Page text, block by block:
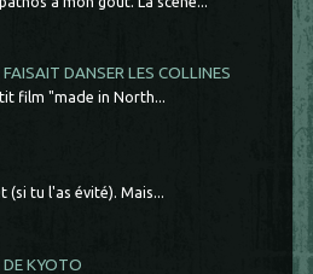
DANSER LES COLLINES
film "made in North...
(si tu l'as évité). Mais...
DE KYOTO